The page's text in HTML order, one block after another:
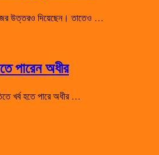
উত্তরও দিয়েছেন। তাতেও …
পারেন অধীর
খর্ব হতে পারে অধীর …